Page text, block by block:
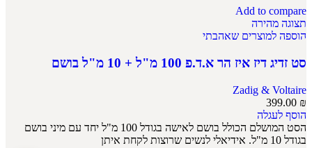
Add to compare
תצוגה מהירה
הוספה למוצרים שאהבתי
סט זדיג דיז איז הר א.ד.פ 100 מ"ל + 10 מ"ל בושם
Zadig & Voltaire
399.00 ₪
הוסף לעגלה
הסט המושלם הכולל בושם לאישה בגודל 100 מ"ל יחד עם מיני בושם
בגודל 10 מ"ל. אידיאלי לנשים שרוצות לקחת איתן